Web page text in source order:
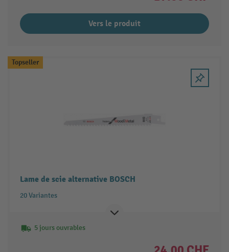
Vers le produit
Topseller
Lame de scie alternative BOSCH
20 Variantes
5 jours ouvrables